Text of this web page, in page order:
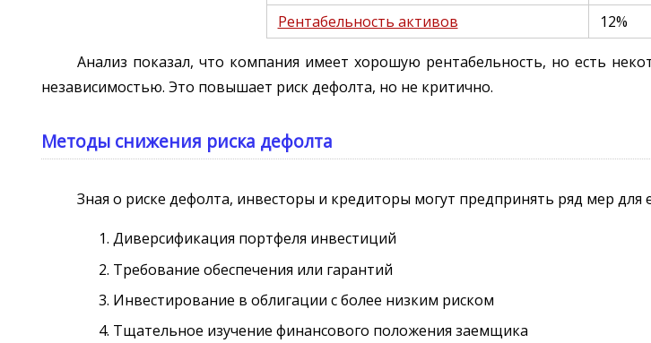
Рентабельность активов
12%
Анализ показал, что компания имеет хорошую рентабельность, но есть
независимостью. Это повышает риск дефолта, но не критично.
Методы снижения риска дефолта
Зная о риске дефолта, инвесторы и кредиторы могут предпринять ряд мер для
Диверсификация портфеля инвестиций
Требование обеспечения или гарантий
Инвестирование в облигации с более низким риском
Тщательное изучение финансового положения заемщика